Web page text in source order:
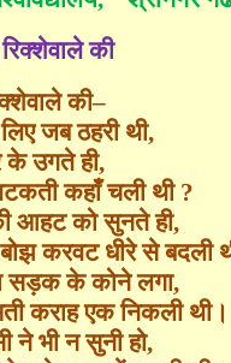
की
की–
जब ठहरी थी,
के उगते ही,
कहाँ चली थी ?
आहट को सुनते ही,
करवट धीरे से बदली
सड़क के कोने लगा,
कराह एक निकली थी।
ने भी न सुनी हो,